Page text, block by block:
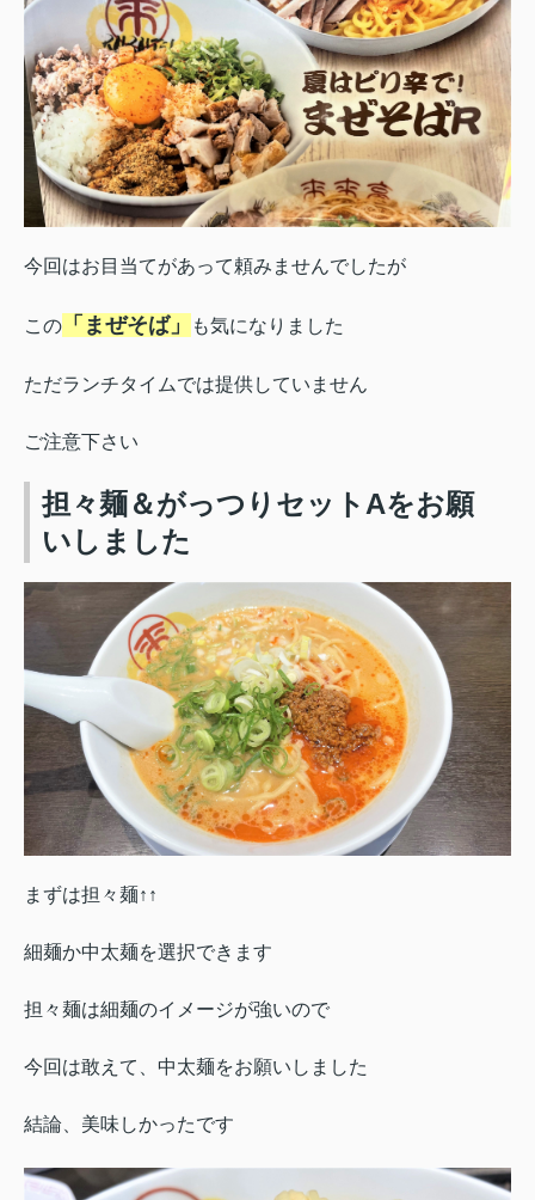
今回はお目当てがあって頼みませんでしたが
この 「まぜそば」 も気になりました
ただランチタイムでは提供していません
ご注意下さい
担々麺＆がっつりセットAをお願
いしました
まずは担々麺↑↑
細麺か中太麺を選択できます
担々麺は細麺のイメージが強いので
今回は敢えて、中太麺をお願いしました
結論、美味しかったです